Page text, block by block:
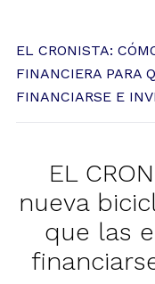
EL CRONISTA:
FINANCIERA PARA
FINANCIARSE E
EL
nueva
que las